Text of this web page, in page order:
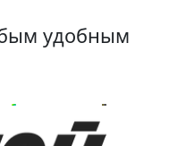
удобным